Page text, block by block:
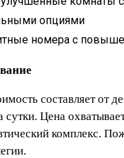
опциями
номера с
составляет от
сутки. Цена
комплекс.